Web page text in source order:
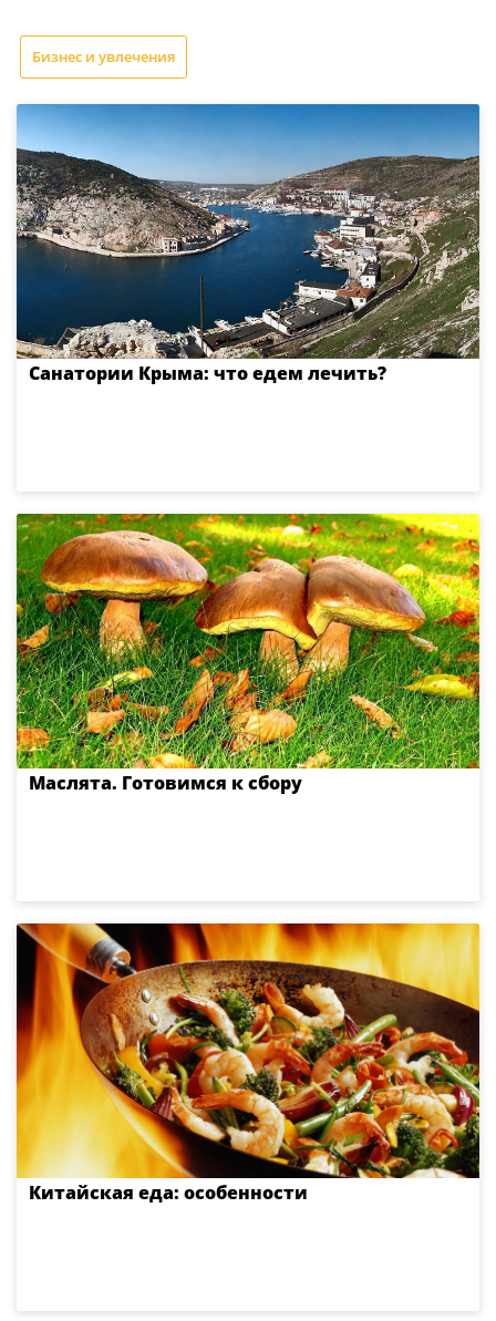
Бизнес и увлечения
Санатории Крыма: что едем лечить?
Маслята. Готовимся к сбору
Китайская еда: особенности